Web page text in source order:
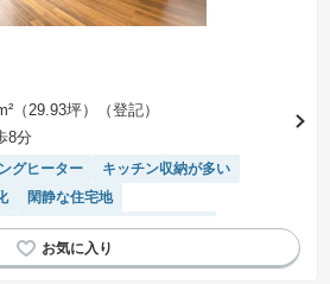
（29.93坪）（登記）
8分
グヒーター
キッチン収納が多い
閑静な住宅地
トイレ2個以上
浴室乾燥機